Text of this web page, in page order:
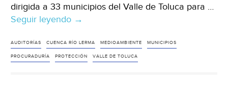
dirigida a 33 municipios del Valle de Toluca para …
Seguir leyendo México:
a
municipios
→
AUDITORÍAS CUENCA RÍO LERMA MEDIOAMBIENTE MUNICIPIOS
PROCURADURÍA PROTECCIÓN VALLE DE TOLUCA